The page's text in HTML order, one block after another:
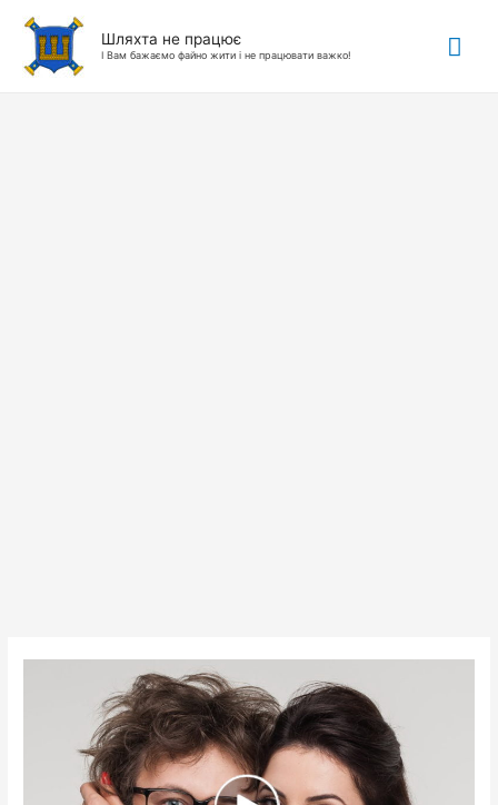
Шляхта не працює
І Вам бажаємо файно жити і не працювати важко!